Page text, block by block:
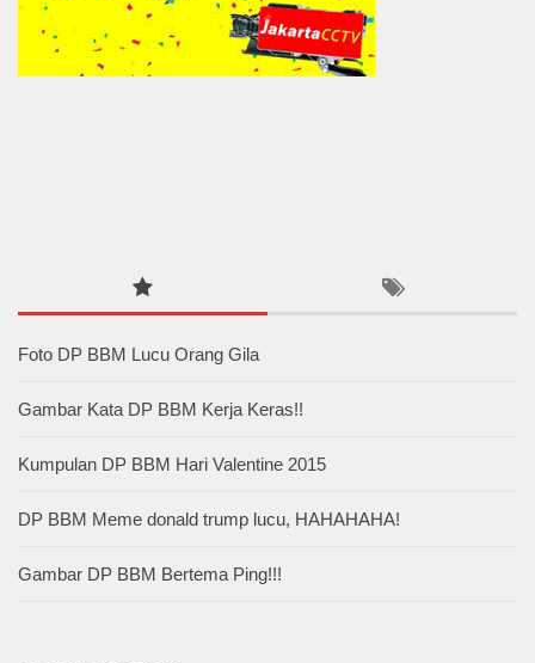
Foto DP BBM Lucu Orang Gila
Gambar Kata DP BBM Kerja Keras!!
Kumpulan DP BBM Hari Valentine 2015
DP BBM Meme donald trump lucu, HAHAHAHA!
Gambar DP BBM Bertema Ping!!!